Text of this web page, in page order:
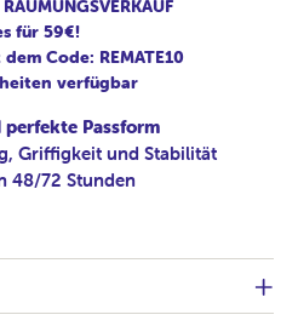
für 59€!
Code: REMATE10
verfügbar
Passform
Griffigkeit und Stabilität
48/72 Stunden